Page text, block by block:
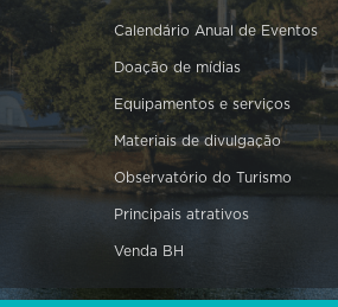
Calendário Anual de Eventos
Doação de mídias
Equipamentos e serviços
Materiais de divulgação
Observatório do Turismo
Principais atrativos
Venda BH